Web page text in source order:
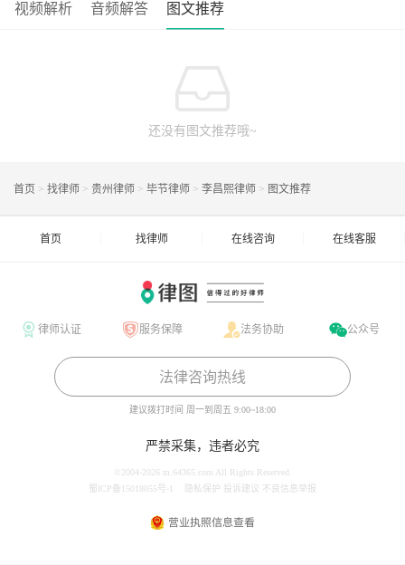
视频解析 音频解答 图文推荐
还没有图文推荐哦~
首页 > 找律师 > 贵州律师 > 毕节律师 > 李昌熙律师 > 图文推荐
首页 找律师 在线咨询 在线客服
律师认证 服务保障 法务协助 公众号
法律咨询热线
建议拨打时间 周一到周五 9:00~18:00
严禁采集，违者必究
©2004-2026 m.64365.com All Rights Reserved.
蜀ICP备15018055号-1
隐私保护 投诉建议 不良信息举报